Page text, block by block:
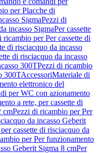
per Placche di
SigmaPezzi di
incasso SigmaPer cassette
ricambio per Per cassette di
di risciacquo da incasso
di risciacquo da incasso
300TPezzi di ricambio
300TAccessoriMateriale di
elettronico del
per WC con azionamento
a rete, per cassette di
cmPezzi di ricambio per Per
da incasso Geberit
cassette di risciacquo da
per Per funzionamento
Geberit Sigma 8 cmPer